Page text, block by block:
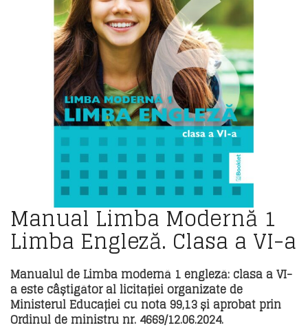
Manual Limba Modernă 1
Limba Engleză. Clasa a VI-a
Manualul de Limba modernă 1 engleză: clasa a VI-
a este câștigător al licitației organizate de
Ministerul Educației cu nota 99,13 și aprobat prin
Ordinul de ministru nr. 4669/12.06.2024.